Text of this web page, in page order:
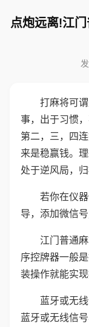
点炮远离!江
打麻将可
事，出于习惯
第二，三，四
来是稳赢钱。
处于逆风局，
若你在仪
导，添加微信
江门普通
序控牌器一般
装操作就能实
蓝牙或无
蓝牙或无线信